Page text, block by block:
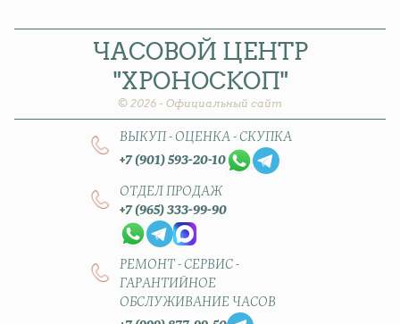
ЧАСОВОЙ ЦЕНТР
"ХРОНОСКОП"
© 2026 - Официальный сайт
ВЫКУП - ОЦЕНКА - СКУПКА
+7 (901) 593-20-10
ОТДЕЛ ПРОДАЖ
+7 (965) 333-99-90
РЕМОНТ - СЕРВИС -
ГАРАНТИЙНОЕ
ОБСЛУЖИВАНИЕ ЧАСОВ